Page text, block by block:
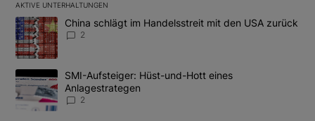
AKTIVE UNTERHALTUNGEN
Das Folgende ist eine Liste der am meisten kommentierten
Ein Trendartikel mit dem Titel "China schlägt im Handelsstreit
China schlägt im Handelsstreit mit den USA zurück
2
Ein Trendartikel mit dem Titel "SMI-Aufsteiger: Hüst-und-Hott
SMI-Aufsteiger: Hüst-und-Hott eines
Anlagestrategen
2